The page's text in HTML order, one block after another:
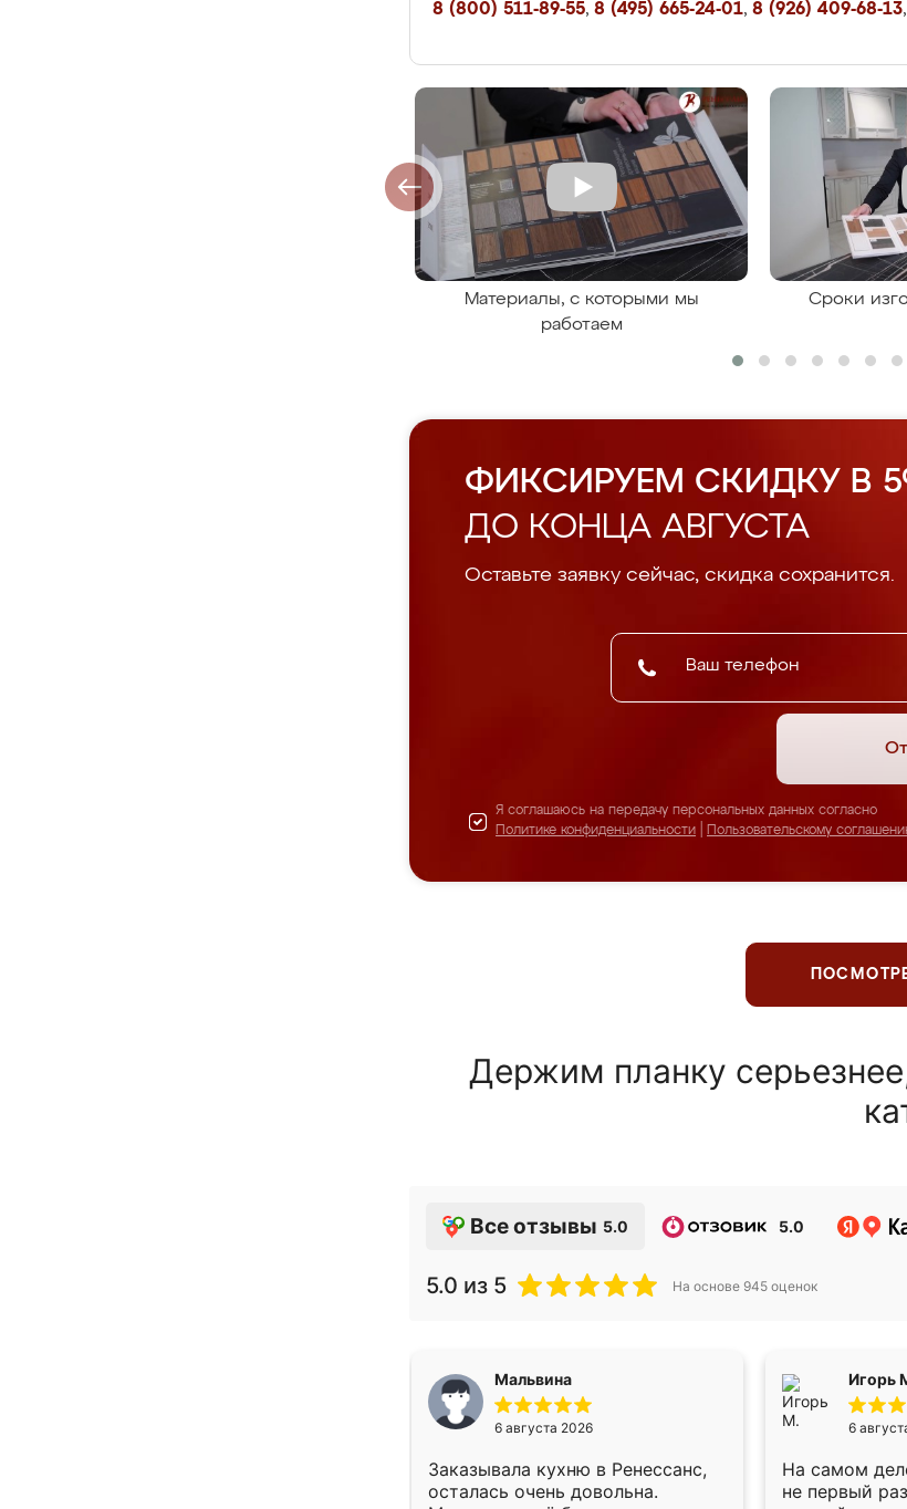
8 (800) 511-89-55, 8 (495) 665-24-01, 8 (926) 409-68-13
Материалы, с которыми мы
работаем
Сроки
ФИКСИРУЕМ СКИДКУ В
ДО КОНЦА АВГУСТА
Оставьте заявку сейчас, скидка сохранится.
Я соглашаюсь на передачу персональных данных согласно
Политике конфиденциальности
Пользовательскому
Держим планку
Все отзывы 5.0 5.0
5.0 из 5 На основе 945 оценок
Мальвина
6 августа 2026
Заказывала кухню в Ренессанс,
осталась очень довольна.
Игорь
6
На самом
не первый